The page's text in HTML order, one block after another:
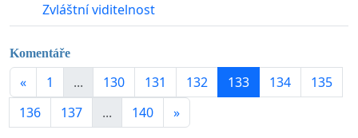
Zvláštní viditelnost
Komentáře
« 1 ... 130 131 132 133 134
135
136
137 ... 140 »